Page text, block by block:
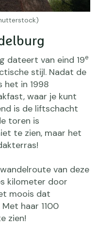
dateert van eind 19e
stijl. Nadat de
het in 1998
waar je kunt
is de liftschacht
toren is
te zien, maar het
van deze
kilometer door
moois dat
haar 1100
zien!